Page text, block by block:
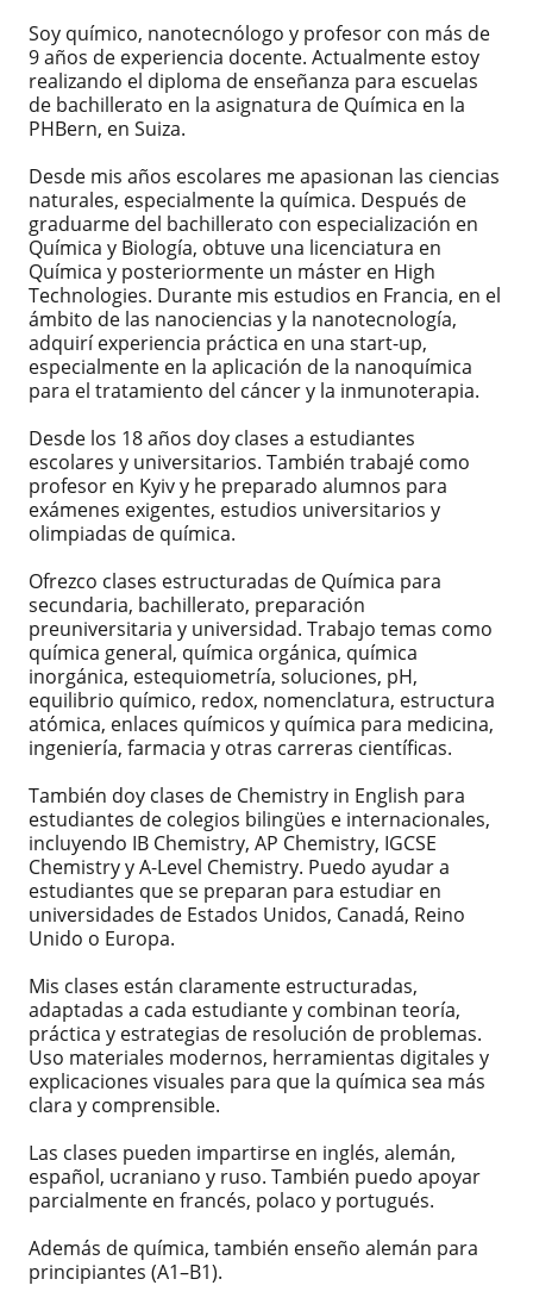
Soy químico, nanotecnólogo y profesor con más de
9 años de experiencia docente. Actualmente estoy
realizando el diploma de enseñanza para escuelas
de bachillerato en la asignatura de Química en la
PHBern, en Suiza.
Desde mis años escolares me apasionan las ciencias
naturales, especialmente la química. Después de
graduarme del bachillerato con especialización en
Química y Biología, obtuve una licenciatura en
Química y posteriormente un máster en High
Technologies. Durante mis estudios en Francia, en el
ámbito de las nanociencias y la nanotecnología,
adquirí experiencia práctica en una start-up,
especialmente en la aplicación de la nanoquímica
para el tratamiento del cáncer y la inmunoterapia.
Desde los 18 años doy clases a estudiantes
escolares y universitarios. También trabajé como
profesor en Kyiv y he preparado alumnos para
exámenes exigentes, estudios universitarios y
olimpiadas de química.
Ofrezco clases estructuradas de Química para
secundaria, bachillerato, preparación
preuniversitaria y universidad. Trabajo temas como
química general, química orgánica, química
inorgánica, estequiometría, soluciones, pH,
equilibrio químico, redox, nomenclatura, estructura
atómica, enlaces químicos y química para medicina,
ingeniería, farmacia y otras carreras científicas.
También doy clases de Chemistry in English para
estudiantes de colegios bilingües e internacionales,
incluyendo IB Chemistry, AP Chemistry, IGCSE
Chemistry y A-Level Chemistry. Puedo ayudar a
estudiantes que se preparan para estudiar en
universidades de Estados Unidos, Canadá, Reino
Unido o Europa.
Mis clases están claramente estructuradas,
adaptadas a cada estudiante y combinan teoría,
práctica y estrategias de resolución de problemas.
Uso materiales modernos, herramientas digitales y
explicaciones visuales para que la química sea más
clara y comprensible.
Las clases pueden impartirse en inglés, alemán,
español, ucraniano y ruso. También puedo apoyar
parcialmente en francés, polaco y portugués.
Además de química, también enseño alemán para
principiantes (A1–B1).